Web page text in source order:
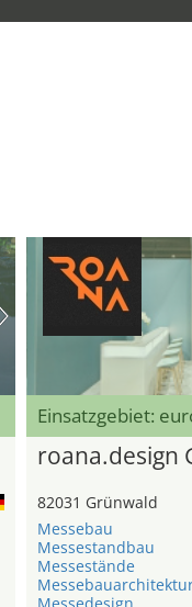
Einsatzgebiet:
roana.design
82031 Grünwald
Messebau
Messestandbau
Messestände